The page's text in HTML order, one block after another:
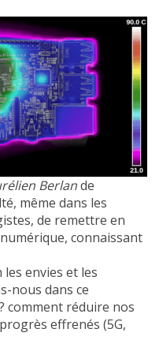
Berlande
même dans les
de remettre en
connaissant
envies et les
nous dans ce
comment réduire nos
effrenés (5G,